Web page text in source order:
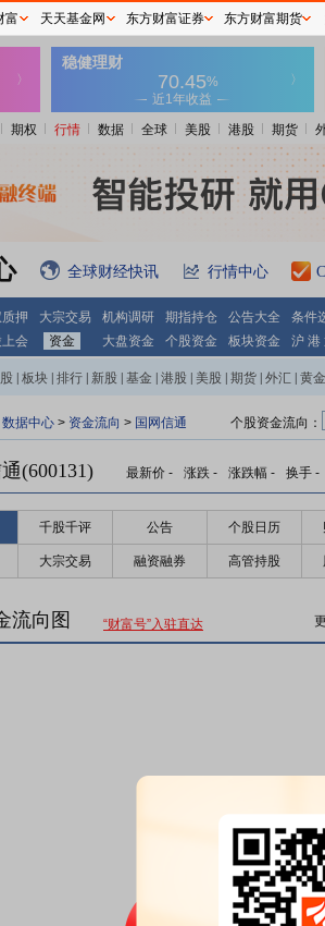
期权 行情 数据 全球 美股 港股 期货
全球财经快讯 行情中心
押 大宗交易 机构调研 期指持仓 公告大全 条件
上会 资金 大盘资金 个股资金 板块资金 沪 港
板块 排行 新股 基金 港股 美股 期货 外汇 黄金
数据中心 > 资金流向 > 国网信通 个股资金流向：
(600131) 最新价 - 涨跌 - 涨跌幅 - 换手 -
千股千评 公告 个股日历
大宗交易 融资融券 高管持股
流向图 “财富号”入驻直达
富 天天基金网 东方财富证券 东方财富期货